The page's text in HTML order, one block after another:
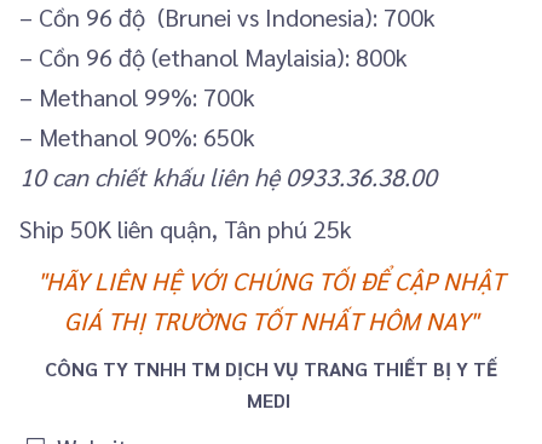
– Cồn 96 độ (Brunei vs Indonesia): 700k
– Cồn 96 độ (ethanol Maylaisia): 800k
– Methanol 99%: 700k
– Methanol 90%: 650k
10 can chiết khấu liên hệ 0933.36.38.00
Ship 50K liên quận, Tân phú 25k
"HÃY LIÊN HỆ VỚI CHÚNG TỐI ĐỂ CẬP NHẬT
GIÁ THỊ TRƯỜNG TỐT NHẤT HÔM NAY"
CÔNG TY TNHH TM DỊCH VỤ TRANG THIẾT BỊ Y TẾ
MEDI